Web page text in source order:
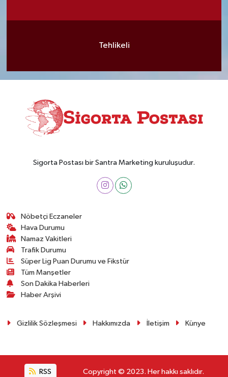
Tehlikeli
Sigorta Postası bir Santra Marketing kuruluşudur.
Nöbetçi Eczaneler
Hava Durumu
Namaz Vakitleri
Trafik Durumu
Süper Lig Puan Durumu ve Fikstür
Tüm Manşetler
Son Dakika Haberleri
Haber Arşivi
Gizlilik Sözleşmesi Hakkımızda İletişim Künye
RSS Copyright © 2023. Her hakkı saklıdır.